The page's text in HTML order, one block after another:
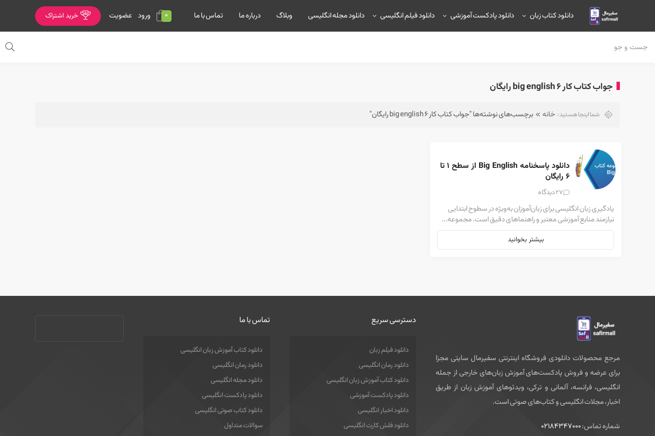
دانلود کتاب زبان دانلود پادکست آموزشی دانلود فیلم انگلیسی دانلود مجله انگلیسی وبلاگ درباره ما تماس با ما 0 ورود عضویت خرید اشتراک
جواب کتاب کار big english 6 رایگان
شما اینجا هستید: خانه برچسب‌های نوشته‌ها "جواب کتاب کار big english 6 رایگان"
۶ رایگان
دیدگاه
یادگیری زبان انگلیسی برای زبان‌آموزان به‌ویژه در سطوح ابتدایی
نیازمند منابع آموزشی معتبر و راهنماهای دقیق است. مجموعه...
بیشتر بخوانید
مرجع محصولات دانلودی فروشگاه اینترنتی سفیرمال سایتی مجزا
برای عرضه و فروش پادکست‌های آموزش زبان‌های خارجی از جمله
انگلیسی، فرانسه، آلمانی و ترکی، ویدئوهای آموزش زبان از طریق
اخبار، مجلات انگلیسی و کتاب‌های صوتی است.
شماره تماس:02184347000
دسترسی سریع
دانلود فیلم زبان
دانلود رمان انگلیسی
دانلود کتاب آموزش زبان انگلیسی
دانلود پادکست آموزشی
دانلود اخبار انگلیسی
دانلود فلش کارت انگلیسی
تماس با ما
دانلود کتاب آموزش زبان انگلیسی
دانلود رمان انگلیسی
دانلود مجله انگلیسی
دانلود پادکست انگلیسی
دانلود کتاب صوتی انگلیسی
سوالات متداول